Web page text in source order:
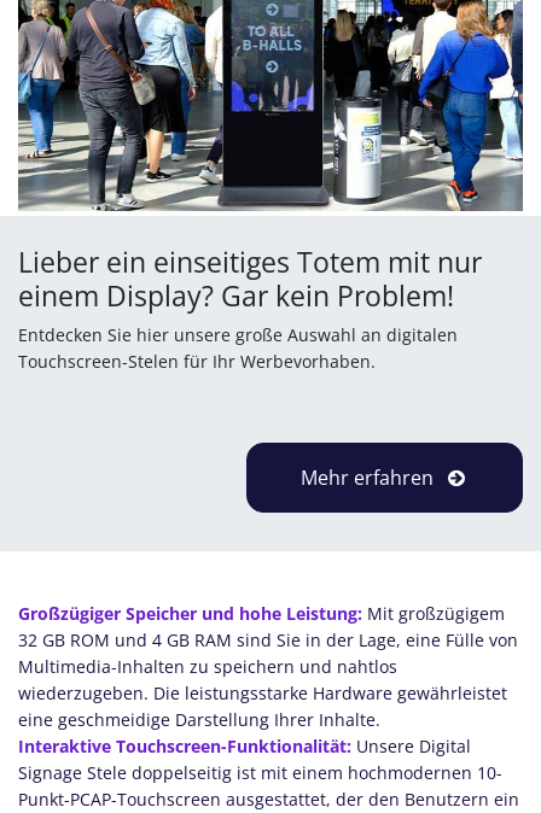
Lieber ein einseitiges Totem mit nur
einem Display? Gar kein Problem!
Entdecken Sie hier unsere große Auswahl an digitalen
Touchscreen-Stelen für Ihr Werbevorhaben.
Mehr erfahren
Großzügiger Speicher und hohe Leistung: Mit großzügigem
32 GB ROM und 4 GB RAM sind Sie in der Lage, eine Fülle von
Multimedia-Inhalten zu speichern und nahtlos
wiederzugeben. Die leistungsstarke Hardware gewährleistet
eine geschmeidige Darstellung Ihrer Inhalte.
Interaktive Touchscreen-Funktionalität: Unsere Digital
Signage Stele doppelseitig ist mit einem hochmodernen 10-
Punkt-PCAP-Touchscreen ausgestattet, der den Benutzern ein